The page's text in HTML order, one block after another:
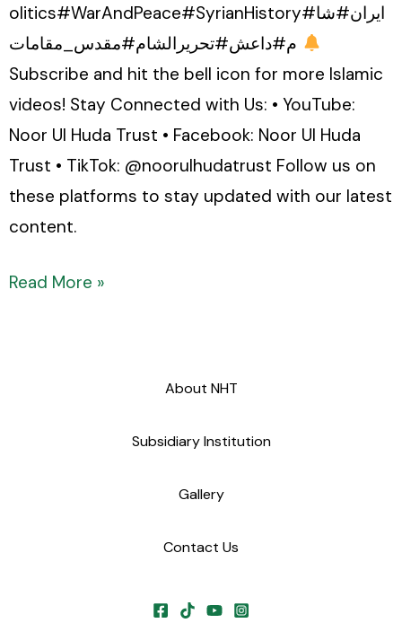
olitics#WarAndPeace#SyrianHistory#ایران#شا
Subscribe and hit the bell icon for more Islamic
videos! Stay Connected with Us: • YouTube:
Noor Ul Huda Trust • Facebook: Noor Ul Huda
Trust • TikTok: @noorulhudatrust Follow us on
these platforms to stay updated with our latest
content.
Read More »
About NHT
Subsidiary Institution
Gallery
Contact Us